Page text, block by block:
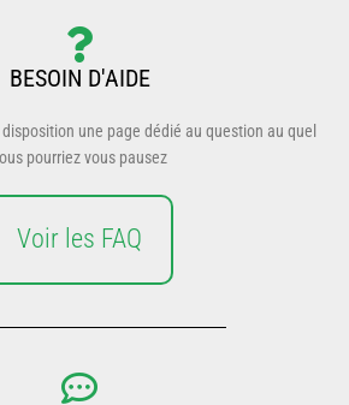
BESOIN D'AIDE
une page dédié au question au quel
pourriez vous pausez
Voir les FAQ